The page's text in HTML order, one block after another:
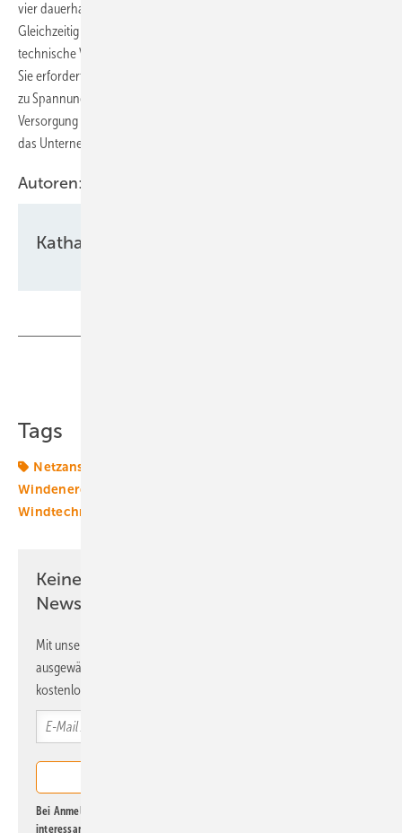
vier dauerhaft laufenden Aggregaten, heißt es von der MLK-Gruppe.
Gleichzeitig verringerten sich die Lärmemissionen sowie der
technische Verschleiß. Die Umsetzung ist allerdings nicht ganz leicht:
Sie erforderte im Vorfeld detaillierte technische Berechnungen, etwa
zu Spannungsverlusten und Kabelquerschnitten, um die stabile
Versorgung der beiden Anlagen über die Distanz sicherzustellen, so
das Unternehmen.
Autoren:
Katharina Wolf
Tags
Netzanschluss
Windenergie
Windtechnik
Keine Zeit? Kein Problem mit dem ERE
Newsletter!
Mit unserem Newsletter erhalten Sie regelmäßig von uns
ausgewählte Informationen und Neuigkeiten, gebündelt und
kostenlos direkt ins Postfach.
Bei Anmeldung zu diesem Newsletter bin ich damit einverstanden, über
interessante Verlags- und Online-Angebote